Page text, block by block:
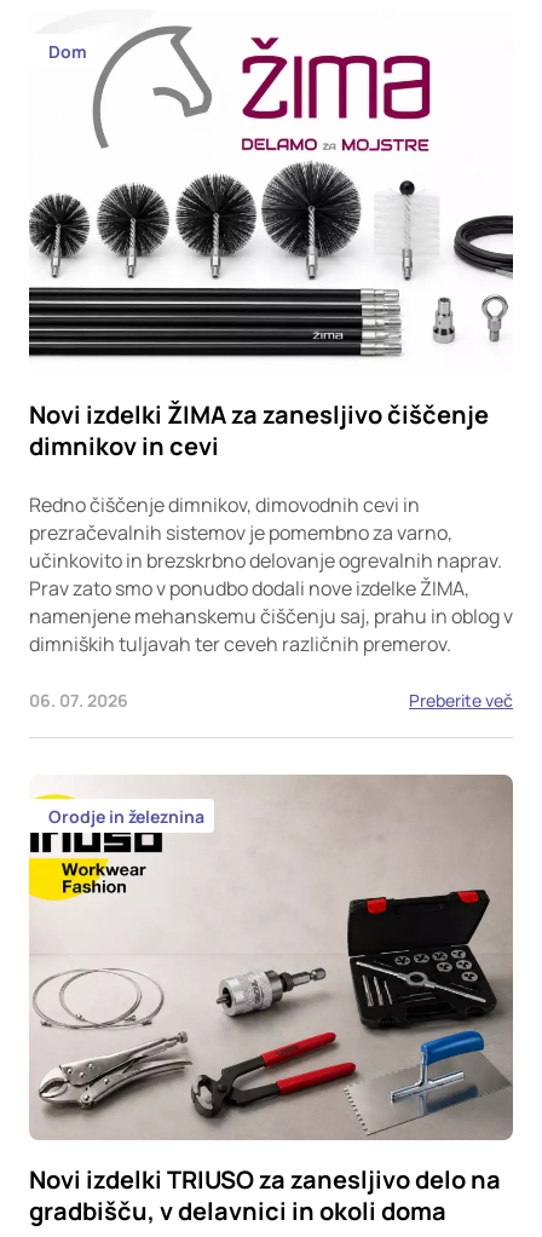
Dom
Novi izdelki ŽIMA za zanesljivo čiščenje
dimnikov in cevi
Redno čiščenje dimnikov, dimovodnih cevi in
prezračevalnih sistemov je pomembno za varno,
učinkovito in brezskrbno delovanje ogrevalnih naprav.
Prav zato smo v ponudbo dodali nove izdelke ŽIMA,
namenjene mehanskemu čiščenju saj, prahu in oblog v
dimniških tuljavah ter ceveh različnih premerov.
06. 07. 2026 Preberite več
Orodje in železnina
Novi izdelki TRIUSO za zanesljivo delo na
gradbišču, v delavnici in okoli doma